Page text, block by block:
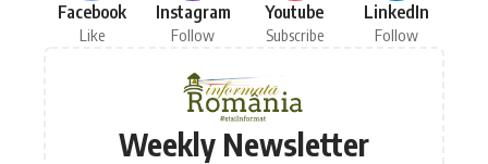
Facebook
Like
Instagram
Follow
Youtube
Subscribe
LinkedIn
Follow
Weekly Newsletter